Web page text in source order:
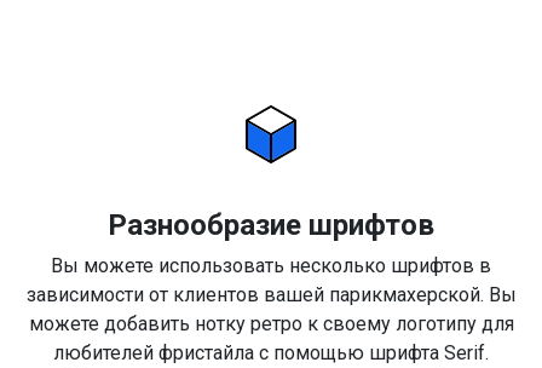
Разнообразие шрифтов
Вы можете использовать несколько шрифтов в
зависимости от клиентов вашей парикмахерской. Вы
можете добавить нотку ретро к своему логотипу для
любителей фристайла с помощью шрифта Serif.